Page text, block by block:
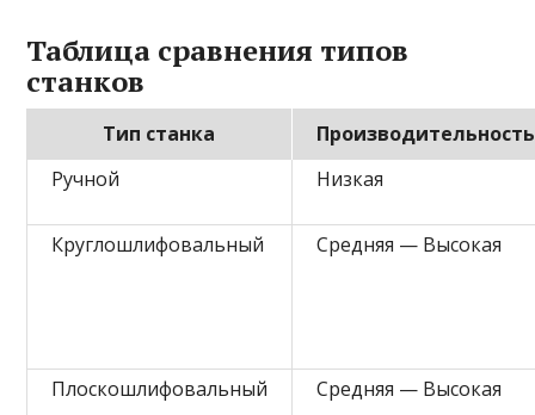
Таблица сравнения типов
станков
Тип станка
Производительность
Ручной
Низкая
Круглошлифовальный Средняя — Высокая
Плоскошлифовальный Средняя — Высокая